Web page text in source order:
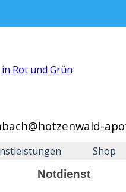
MenüShop
Notdienst